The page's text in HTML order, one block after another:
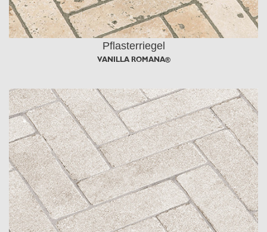
Pflasterriegel
VANILLA ROMANA®